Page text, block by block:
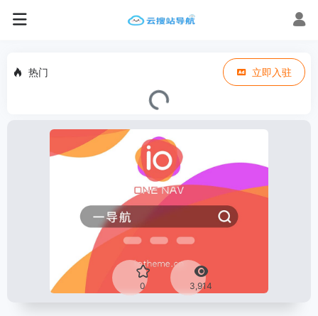
热门 立即入驻
0 3,914